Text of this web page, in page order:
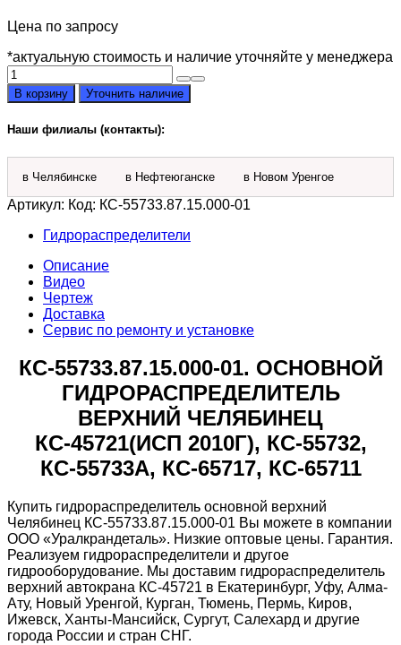
Цена по запросу
*актуальную стоимость и наличие уточняйте у менеджера
Количество
товара
Гидрораспределитель
КС-55733.87.15.000-
01
автокрана
КС-45721,
КС-55732,
КС-55733А,
Челябинец
В корзину Уточнить наличие
Наши филиалы (контакты):
в Челябинске в Нефтеюганске в Новом Уренгое
Артикул: Код: КС-55733.87.15.000-01
Гидрораспределители
Описание
Видео
Чертеж
Доставка
Сервис по ремонту и установке
КС-55733.87.15.000-01. ОСНОВНОЙ
ГИДРОРАСПРЕДЕЛИТЕЛЬ
ВЕРХНИЙ ЧЕЛЯБИНЕЦ
КС-45721(ИСП 2010Г), КС-55732,
КС-55733А, КС-65717, КС-65711
Купить гидрораспределитель основной верхний
Челябинец КС-55733.87.15.000-01 Вы можете в компании
ООО «Уралкрандеталь». Низкие оптовые цены. Гарантия.
Реализуем гидрораспределители и другое
гидрооборудование. Мы доставим гидрораспределитель
верхний автокрана КС-45721 в Екатеринбург, Уфу, Алма-
Ату, Новый Уренгой, Курган, Тюмень, Пермь, Киров,
Ижевск, Ханты-Мансийск, Сургут, Салехард и другие
города России и стран СНГ.